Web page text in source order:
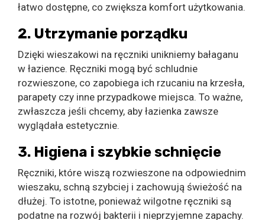
łatwo dostępne, co zwiększa komfort użytkowania.
2. Utrzymanie porządku
Dzięki wieszakowi na ręczniki unikniemy bałaganu
w łazience. Ręczniki mogą być schludnie
rozwieszone, co zapobiega ich rzucaniu na krzesła,
parapety czy inne przypadkowe miejsca. To ważne,
zwłaszcza jeśli chcemy, aby łazienka zawsze
wyglądała estetycznie.
3. Higiena i szybkie schnięcie
Ręczniki, które wiszą rozwieszone na odpowiednim
wieszaku, schną szybciej i zachowują świeżość na
dłużej. To istotne, ponieważ wilgotne ręczniki są
podatne na rozwój bakterii i nieprzyjemne zapachy.